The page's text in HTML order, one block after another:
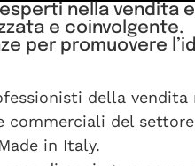
nella vendita
e coinvolgente.
per promuovere
della
commerciali del
in Italy.